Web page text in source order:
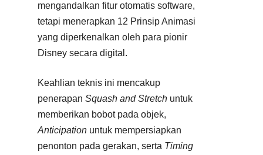
mengandalkan fitur otomatis software,
tetapi menerapkan 12 Prinsip Animasi
yang diperkenalkan oleh para pionir
Disney secara digital.​
Keahlian teknis ini mencakup
penerapanSquash and Stretch untuk
memberikan bobot pada objek,
Anticipation untuk mempersiapkan
penonton pada gerakan, serta Timing